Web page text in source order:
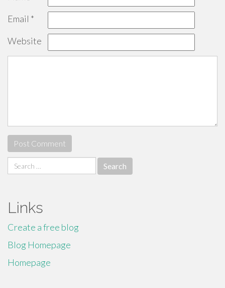
Email *
Website
Search
for:
Links
Create a free blog
Blog Homepage
Homepage